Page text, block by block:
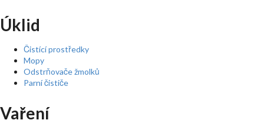
Úklid
Čistící prostředky
Mopy
Odstrňovače žmolků
Parní čističe
Vaření